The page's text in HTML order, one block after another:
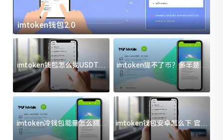
imtoken钱包2.0
imtoken钱包怎么找USDT地
址？三步搞定不踩坑
imtoken提不了币？多半是这
几件事没处理好
imtoken冷钱包能量怎么搞？
过来人告诉你门道
imtoken钱包安卓怎么下 官方
渠道避坑指南